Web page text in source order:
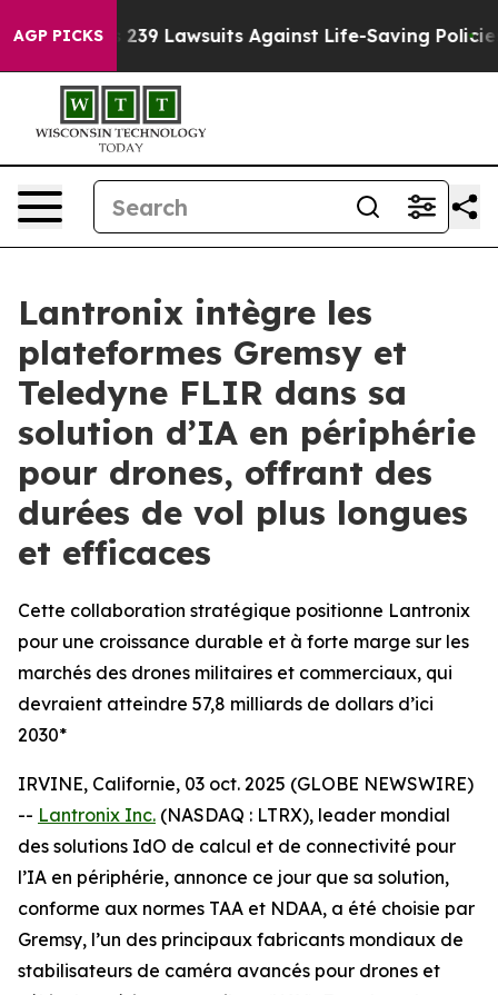
AGP PICKS
239 Lawsuits Against Life-Saving Policies He’s
Lantronix intègre les
plateformes Gremsy et
Teledyne FLIR dans sa
solution d’IA en périphérie
pour drones, offrant des
durées de vol plus longues
et efficaces
Cette collaboration stratégique positionne Lantronix
pour une croissance durable et à forte marge sur les
marchés des drones militaires et commerciaux, qui
devraient atteindre 57,8 milliards de dollars d’ici
2030*
IRVINE, Californie, 03 oct. 2025 (GLOBE NEWSWIRE)
-- Lantronix Inc. (NASDAQ : LTRX), leader mondial
des solutions IdO de calcul et de connectivité pour
l’IA en périphérie, annonce ce jour que sa solution,
conforme aux normes TAA et NDAA, a été choisie par
Gremsy, l’un des principaux fabricants mondiaux de
stabilisateurs de caméra avancés pour drones et